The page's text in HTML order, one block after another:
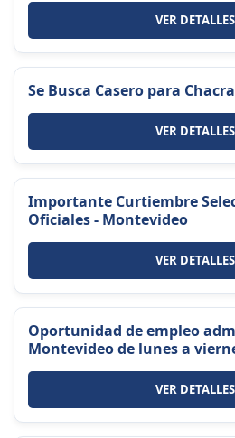
VER
Se Busca Casero para
VER
Importante Curtiembre
Oficiales - Montevideo
VER
Oportunidad de empleo
Montevideo de lunes a
VER